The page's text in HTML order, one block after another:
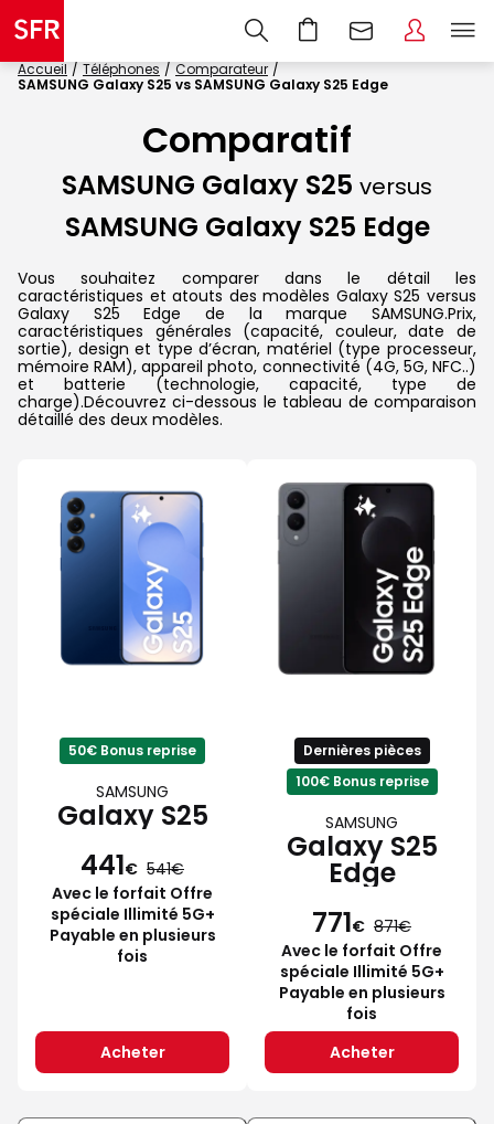
Accueil Téléphones
Comparateur
SAMSUNG Galaxy S25 vs SAMSUNG Galaxy S25 Edge
Comparatif
SAMSUNG Galaxy S25 versus
SAMSUNG Galaxy S25 Edge
Vous souhaitez comparer dans le détail les
caractéristiques et atouts des modèles Galaxy S25 versus
Galaxy S25 Edge de la marque SAMSUNG.Prix,
caractéristiques générales (capacité, couleur, date de
sortie), design et type d’écran, matériel (type processeur,
mémoire RAM), appareil photo, connectivité (4G, 5G, NFC..)
et batterie (technologie, capacité, type de
charge).Découvrez ci-dessous le tableau de comparaison
détaillé des deux modèles.
50€ Bonus reprise
SAMSUNG
Galaxy S25
441€ 541
Avec le forfait Offre
spéciale Illimité 5G+
Payable en plusieurs
fois
Acheter
Dernières pièces
100€ Bonus reprise
SAMSUNG
Galaxy S25
Edge
771€ 871
Avec le forfait Offre
spéciale Illimité 5G+
Payable en plusieurs
fois
Acheter